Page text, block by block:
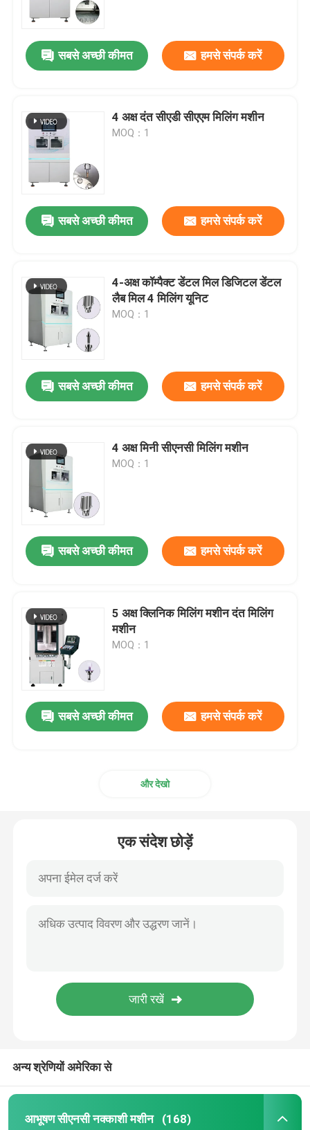
दंत चिकित्सा प्रयोगशाला सीएनसी मिलिंग मशीन
औद्योगिक सीएनसी मशीन
सबसे अच्छी कीमत हमसे संपर्क करें
4 अक्ष दंत सीएडी सीएएम मिलिंग मशीन
MOQ：1
सबसे अच्छी कीमत हमसे संपर्क करें
4-अक्ष कॉम्पैक्ट डेंटल मिल डिजिटल डेंटल
लैब मिल 4 मिलिंग यूनिट
MOQ：1
सबसे अच्छी कीमत हमसे संपर्क करें
4 अक्ष मिनी सीएनसी मिलिंग मशीन
MOQ：1
सबसे अच्छी कीमत हमसे संपर्क करें
5 अक्ष क्लिनिक मिलिंग मशीन दंत मिलिंग
मशीन
MOQ：1
सबसे अच्छी कीमत हमसे संपर्क करें
और देखो
एक संदेश छोड़ें
अन्य श्रेणियों अमेरिका से
आभूषण सीएनसी नक्काशी मशीन (168)